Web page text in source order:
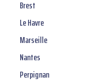
Brest
Le Havre
Marseille
Nantes
Perpignan